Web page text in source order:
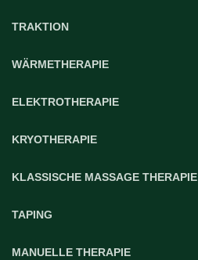
TRAKTION
WÄRMETHERAPIE
ELEKTROTHERAPIE
KRYOTHERAPIE
KLASSISCHE MASSAGE THERAPIE
TAPING
MANUELLE THERAPIE